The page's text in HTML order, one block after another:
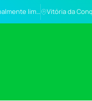
Principalmente limpo Vitória da